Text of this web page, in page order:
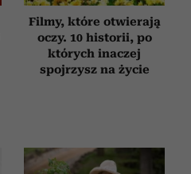
Filmy, które otwierają
oczy. 10 historii, po
których inaczej
spojrzysz na życie